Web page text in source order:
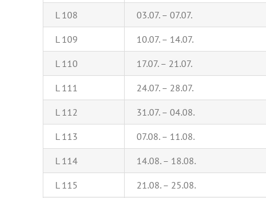
L 108 03.07. – 07.07.
L 109 10.07. – 14.07.
L 110 17.07. – 21.07.
L 111 24.07. – 28.07.
L 112 31.07. – 04.08.
L 113 07.08. – 11.08.
L 114 14.08. – 18.08.
L 115 21.08. – 25.08.